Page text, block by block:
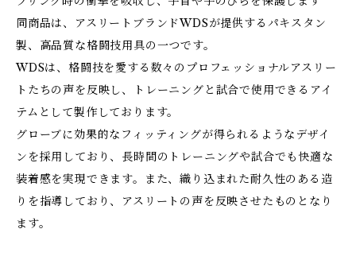
同商品は、アスリートブランドWDSが提供するパキスタン
製、高品質な格闘技用具の一つです。
WDSは、格闘技を愛する数々のプロフェッショナルアスリー
トたちの声を反映し、トレーニングと試合で使用できるアイ
テムとして製作しております。
グローブに効果的なフィッティングが得られるようなデザイ
ンを採用しており、長時間のトレーニングや試合でも快適な
装着感を実現できます。また、織り込まれた耐久性のある造
りを指導しており、アスリートの声を反映させたものとなり
ます。